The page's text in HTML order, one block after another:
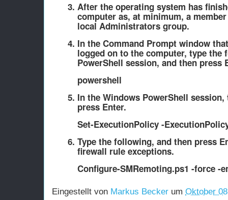
After the operating system has
computer as, at minimum, a
local Administrators group.
In the Command Prompt window
logged on to the computer, type the
PowerShell session, and then press
powershell
In the Windows PowerShell
press Enter.
Set-ExecutionPolicy -
Type the following, and then press
firewall rule exceptions.
Configure-SMRemoting.ps1 -force -
Eingestellt von Markus Becker um Oktober